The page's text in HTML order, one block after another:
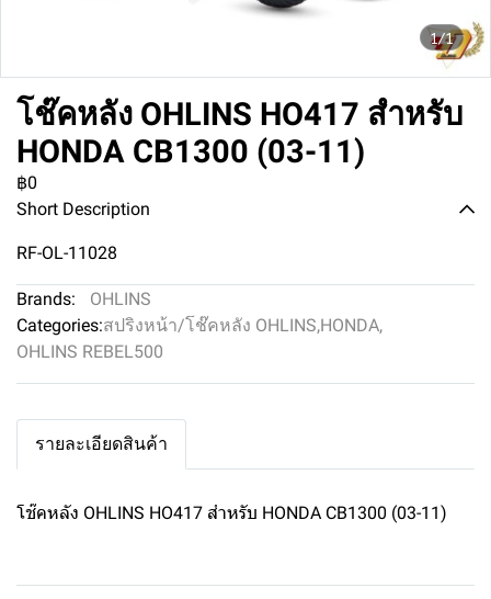
1/1
โช๊คหลัง OHLINS HO417 สำหรับ
HONDA CB1300 (03-11)
฿0
Short Description
RF-OL-11028
Brands:
OHLINS
Categories:สปริงหน้า/โช๊คหลัง OHLINS,HONDA,
OHLINS REBEL500
รายละเอียดสินค้า
โช๊คหลัง OHLINS HO417 สำหรับ HONDA CB1300 (03-11)